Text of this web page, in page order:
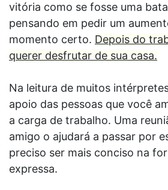
vitória como se fosse uma
pensando em pedir um
momento certo. Depois do
querer desfrutar de sua casa.
Na leitura de muitos
apoio das pessoas que você
a carga de trabalho. Uma
amigo o ajudará a passar por
preciso ser mais conciso na
expressa.